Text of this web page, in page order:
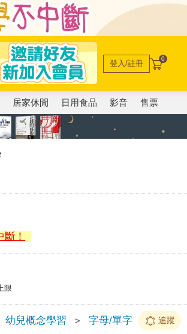
登入/註冊 0
居家休閒 日用食品 影音 售票
！
限
幼兒概念學習 ＞ 字母/單字 追蹤